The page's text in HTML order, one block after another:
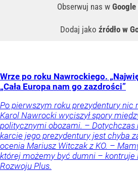
Obserwuj nas w Google
Dodaj jako źródło w
Wrze po roku Nawrockiego.
„Cała Europa nam go zazdrości”
Po pierwszym roku prezydentury nic
Karol Nawrocki wyciszył spory
politycznymi obozami. – Dotychczas
karcie jego prezydentury jest chyba
ocenia Mariusz Witczak z KO. –
której możemy być dumni – kontruje
Rozwoju Plus.